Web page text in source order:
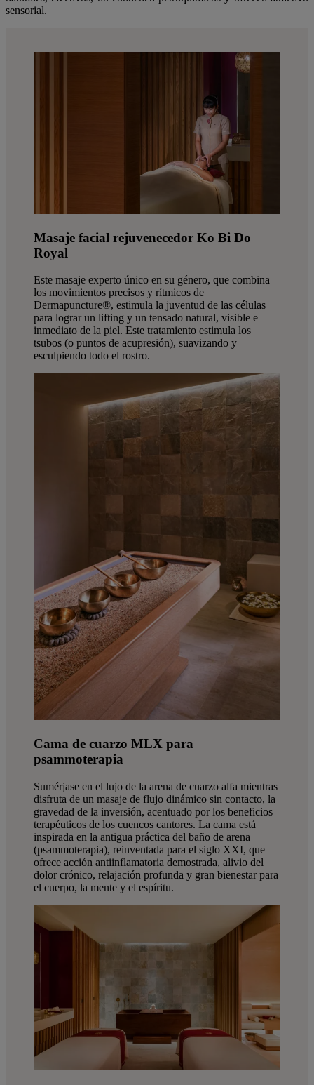
sensorial.
Masaje facial rejuvenecedor Ko Bi Do
Royal
Este masaje experto único en su género, que combina
los movimientos precisos y rítmicos de
Dermapuncture®, estimula la juventud de las células
para lograr un lifting y un tensado natural, visible e
inmediato de la piel. Este tratamiento estimula los
tsubos (o puntos de acupresión), suavizando y
esculpiendo todo el rostro.
Cama de cuarzo MLX para
psammoterapia
Sumérjase en el lujo de la arena de cuarzo alfa mientras
disfruta de un masaje de flujo dinámico sin contacto, la
gravedad de la inversión, acentuado por los beneficios
terapéuticos de los cuencos cantores. La cama está
inspirada en la antigua práctica del baño de arena
(psammoterapia), reinventada para el siglo XXI, que
ofrece acción antiinflamatoria demostrada, alivio del
dolor crónico, relajación profunda y gran bienestar para
el cuerpo, la mente y el espíritu.